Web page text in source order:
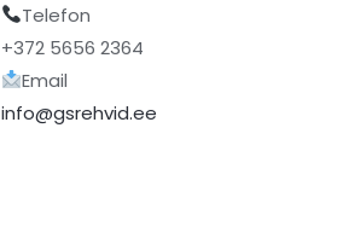
Telefon
+372 5656 2364
Email
info@gsrehvid.ee